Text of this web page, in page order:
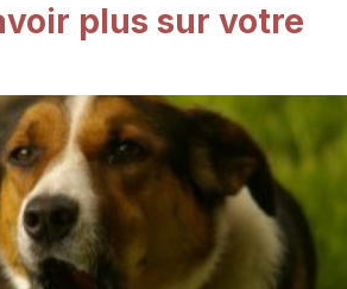
plus sur votre